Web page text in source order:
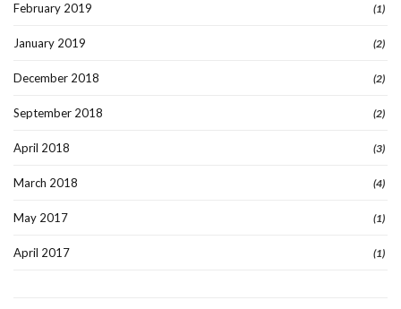
February 2019 (1)
January 2019 (2)
December 2018 (2)
September 2018 (2)
April 2018 (3)
March 2018 (4)
May 2017 (1)
April 2017 (1)